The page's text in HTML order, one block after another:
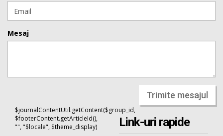
Mesaj
Trimite mesajul
$journalContentUtil.getContent($group_id,
$footerContent.getArticleId(),
"", "$locale", $theme_display)
Link-uri rapide